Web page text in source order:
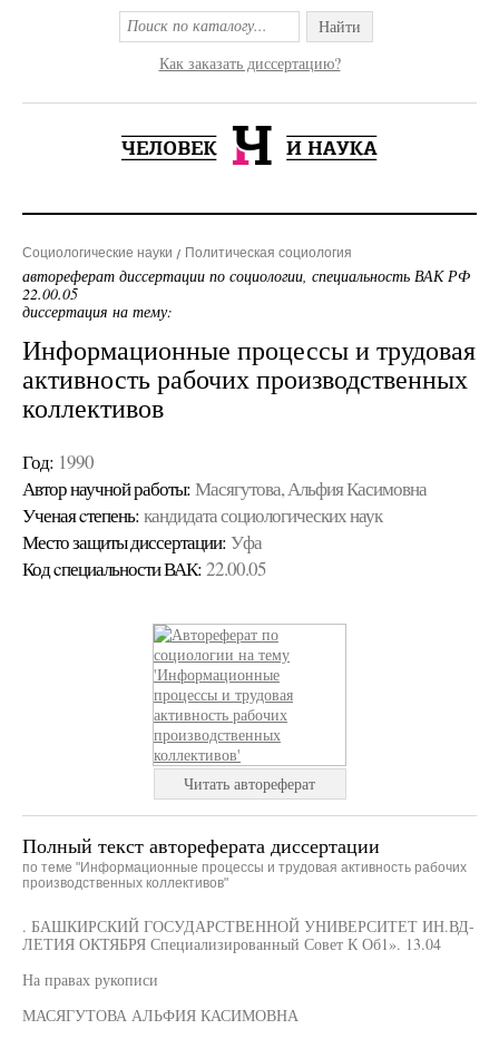
Найти
Как заказать диссертацию?
Социологические науки Политическая социология
автореферат диссертации по социологии, специальность ВАК РФ
22.00.05
диссертация на тему:
Информационные процессы и трудовая
активность рабочих производственных
коллективов
Год: 1990
Автор научной работы: Масягутова, Альфия Касимовна
Ученая cтепень: кандидата социологических наук
Место защиты диссертации: Уфа
Код cпециальности ВАК: 22.00.05
Читать автореферат
Полный текст автореферата диссертации
по теме "Информационные процессы и трудовая активность рабочих
производственных коллективов"
. БАШКИРСКИЙ ГОСУДАРСТВЕННОЙ УНИВЕРСИТЕТ ИН.ВД-
ЛЕТИЯ ОКТЯБРЯ Специализированный Совет К Об1». 13.04
На правах рукописи
МАСЯГУТОВА АЛЬФИЯ КАСИМОВНА